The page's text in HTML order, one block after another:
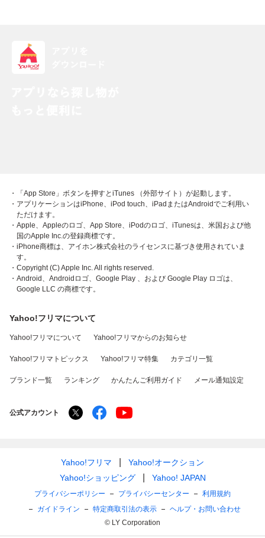
・「App Store」ボタンを押すとiTunes （外部サイト）が起動します。
・アプリケーションはiPhone、iPod touch、iPadまたはAndroidでご利用い
ただけます。
・Apple、Appleのロゴ、App Store、iPodのロゴ、iTunesは、米国および他
国のApple Inc.の登録商標です。
・iPhone商標は、アイホン株式会社のライセンスに基づき使用されていま
す。
・Copyright (C) Apple Inc. All rights reserved.
・Android、Androidロゴ、Google Play 、および Google Play ロゴは、
Google LLC の商標です。
Yahoo!フリマについて
Yahoo!フリマについて Yahoo!フリマからのお知らせ
Yahoo!フリマトピックス Yahoo!フリマ特集 カテゴリ一覧
ブランド一覧 ランキング かんたんご利用ガイド メール通知設定
公式アカウント
Yahoo!フリマ
Yahoo!オークション
Yahoo!ショッピング
Yahoo! JAPAN
プライバシーポリシー プライバシーセンター
利用規約
ガイドライン
特定商取引法の表示
ヘルプ・お問い合わせ
© LY Corporation